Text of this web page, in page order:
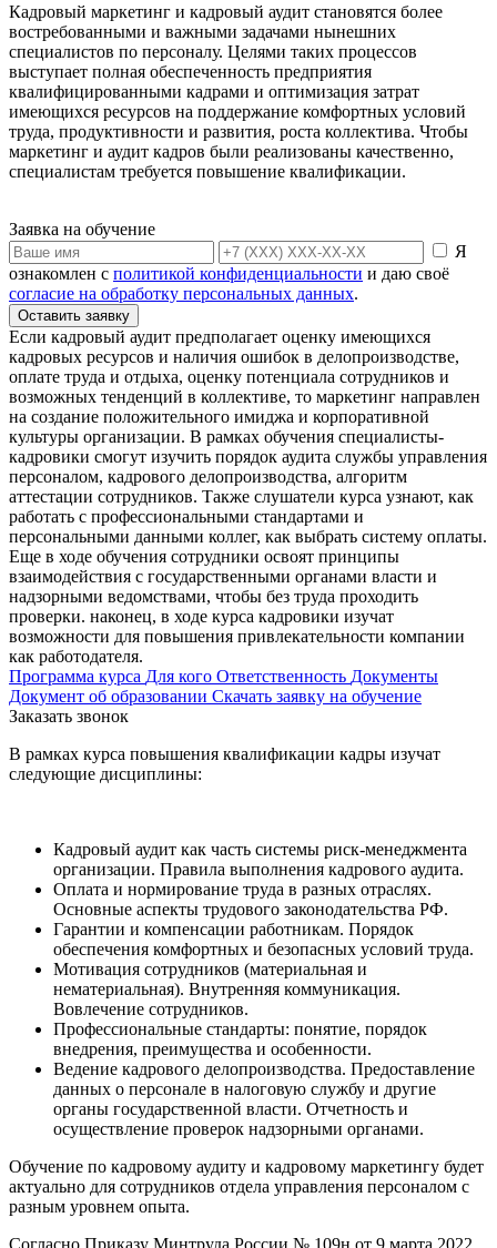
Кадровый маркетинг и кадровый аудит становятся более
востребованными и важными задачами нынешних
специалистов по персоналу. Целями таких процессов
выступает полная обеспеченность предприятия
квалифицированными кадрами и оптимизация затрат
имеющихся ресурсов на поддержание комфортных условий
труда, продуктивности и развития, роста коллектива. Чтобы
маркетинг и аудит кадров были реализованы качественно,
специалистам требуется повышение квалификации.
Заявка на обучение
Я
ознакомлен с политикой конфиденциальности и даю своё
согласие на обработку персональных данных.
Оставить заявку
Если кадровый аудит предполагает оценку имеющихся
кадровых ресурсов и наличия ошибок в делопроизводстве,
оплате труда и отдыха, оценку потенциала сотрудников и
возможных тенденций в коллективе, то маркетинг направлен
на создание положительного имиджа и корпоративной
культуры организации. В рамках обучения специалисты-
кадровики смогут изучить порядок аудита службы управления
персоналом, кадрового делопроизводства, алгоритм
аттестации сотрудников. Также слушатели курса узнают, как
работать с профессиональными стандартами и
персональными данными коллег, как выбрать систему оплаты.
Еще в ходе обучения сотрудники освоят принципы
взаимодействия с государственными органами власти и
надзорными ведомствами, чтобы без труда проходить
проверки. наконец, в ходе курса кадровики изучат
возможности для повышения привлекательности компании
как работодателя.
Программа курса Для кого Ответственность Документы
Документ об образовании Скачать заявку на обучение
Заказать звонок
В рамках курса повышения квалификации кадры изучат
следующие дисциплины:
Кадровый аудит как часть системы риск-менеджмента
организации. Правила выполнения кадрового аудита.
Оплата и нормирование труда в разных отраслях.
Основные аспекты трудового законодательства РФ.
Гарантии и компенсации работникам. Порядок
обеспечения комфортных и безопасных условий труда.
Мотивация сотрудников (материальная и
нематериальная). Внутренняя коммуникация.
Вовлечение сотрудников.
Профессиональные стандарты: понятие, порядок
внедрения, преимущества и особенности.
Ведение кадрового делопроизводства. Предоставление
данных о персонале в налоговую службу и другие
органы государственной власти. Отчетность и
осуществление проверок надзорными органами.
Обучение по кадровому аудиту и кадровому маркетингу будет
актуально для сотрудников отдела управления персоналом с
разным уровнем опыта.
Согласно Приказу Минтруда России № 109н от 9 марта 2022